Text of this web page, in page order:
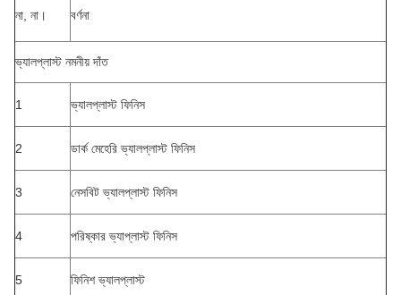
না, না। বর্ণনা
ভ্যালপ্লাস্ট নমনীয় দাঁত
1 ভ্যালপ্লাস্ট ফিনিস
2 ডার্ক মেহেরি ভ্যালপ্লাস্ট ফিনিস
3 নেসবিট ভ্যালপ্লাস্ট ফিনিস
4 পরিষ্কার ভ্যাপ্লাস্ট ফিনিস
5 ফিনিশ ভ্যালপ্লাস্ট